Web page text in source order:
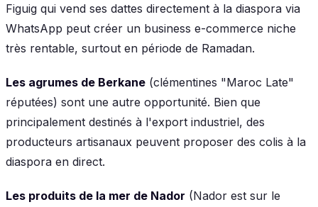
Figuig qui vend ses dattes directement à la diaspora via
WhatsApp peut créer un business e-commerce niche
très rentable, surtout en période de Ramadan.
Les agrumes de Berkane (clémentines "Maroc Late"
réputées) sont une autre opportunité. Bien que
principalement destinés à l'export industriel, des
producteurs artisanaux peuvent proposer des colis à la
diaspora en direct.
Les produits de la mer de Nador (Nador est sur le